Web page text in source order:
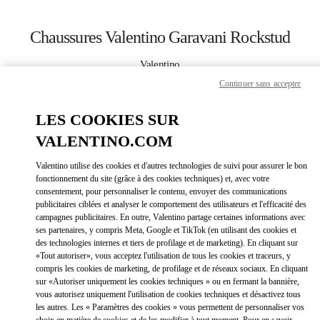
Chaussures Valentino Garavani Rockstud
Valentino
APPELLE MAINTENANT
Link Opens in New Tab
LES COOKIES SUR
VALENTINO.COM
Valentino utilise des cookies et d'autres technologies de suivi pour assurer le bon
fonctionnement du site (grâce à des cookies techniques) et, avec votre
consentement, pour personnaliser le contenu, envoyer des communications
publicitaires ciblées et analyser le comportement des utilisateurs et l'efficacité des
campagnes publicitaires. En outre, Valentino partage certaines informations avec
ses partenaires, y compris Meta, Google et TikTok (en utilisant des cookies et
des technologies internes et tiers de profilage et de marketing). En cliquant sur
«Tout autoriser», vous acceptez l'utilisation de tous les cookies et traceurs, y
compris les cookies de marketing, de profilage et de réseaux sociaux. En cliquant
sur «Autoriser uniquement les cookies techniques » ou en fermant la bannière,
vous autorisez uniquement l'utilisation de cookies techniques et désactivez tous
les autres. Les « Paramètres des cookies » vous permettent de personnaliser vos
Continuer sans accepter